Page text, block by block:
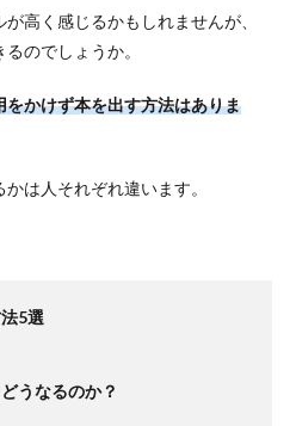
高く感じるかもしれませんが、
のでしょうか。
かけず本を出す方法はありま
は人それぞれ違います。
5選
うなるのか？